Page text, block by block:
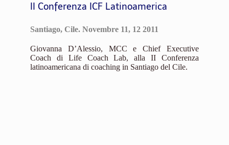
II Conferenza ICF Latinoamerica
Santiago, Cile. Novembre 11, 12 2011
Giovanna D’Alessio, MCC e Chief Executive
Coach di Life Coach Lab, alla II Conferenza
latinoamericana di coaching in Santiago del Cile.